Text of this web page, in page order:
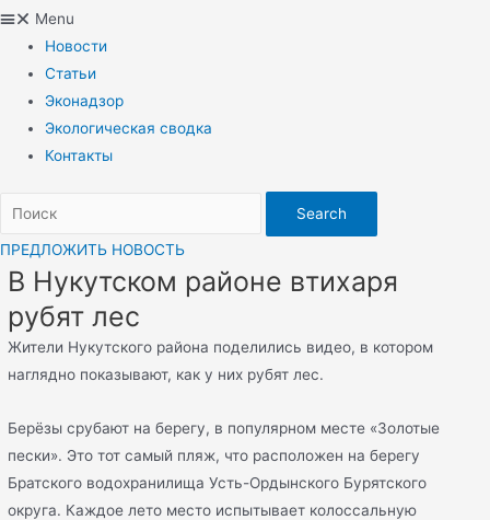
Menu
Новости
Статьи
Эконадзор
Экологическая сводка
Контакты
Search
ПРЕДЛОЖИТЬ НОВОСТЬ
В Нукутском районе втихаря
рубят лес
Жители Нукутского района поделились видео, в котором
наглядно показывают, как у них рубят лес.
Берёзы срубают на берегу, в популярном месте «Золотые
пески». Это тот самый пляж, что расположен на берегу
Братского водохранилища Усть-Ордынского Бурятского
округа. Каждое лето место испытывает колоссальную